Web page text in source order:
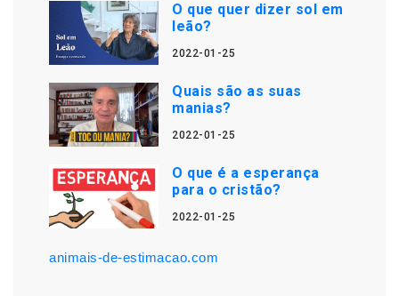
O que quer dizer sol em
leão?
2022-01-25
Quais são as suas
manias?
2022-01-25
O que é a esperança
para o cristão?
2022-01-25
animais-de-estimacao.com